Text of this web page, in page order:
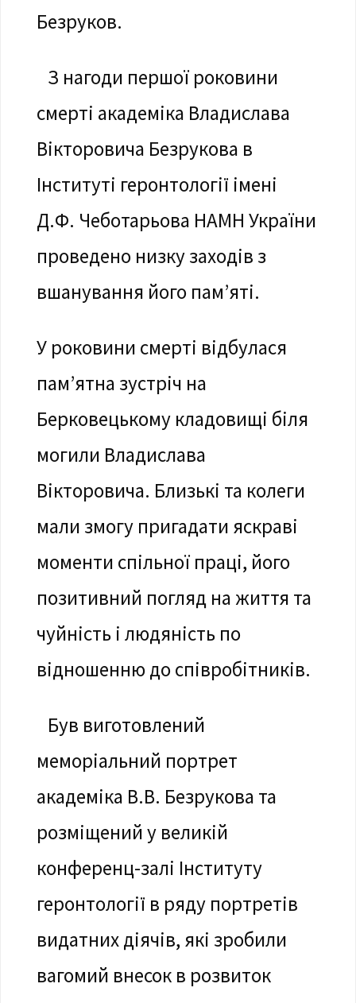
Безруков.
З нагоди першої роковини
смерті академіка Владислава
Вікторовича Безрукова в
Інституті геронтології імені
Д.Ф. Чеботарьова НАМН України
проведено низку заходів з
вшанування його пам’яті.
У роковини смерті відбулася
пам’ятна зустріч на
Берковецькому кладовищі біля
могили Владислава
Вікторовича. Близькі та колеги
мали змогу пригадати яскраві
моменти спільної праці, його
позитивний погляд на життя та
чуйність і людяність по
відношенню до співробітників.
Був виготовлений
меморіальний портрет
академіка В.В. Безрукова та
розміщений у великій
конференц-залі Інституту
геронтології в ряду портретів
видатних діячів, які зробили
вагомий внесок в розвиток